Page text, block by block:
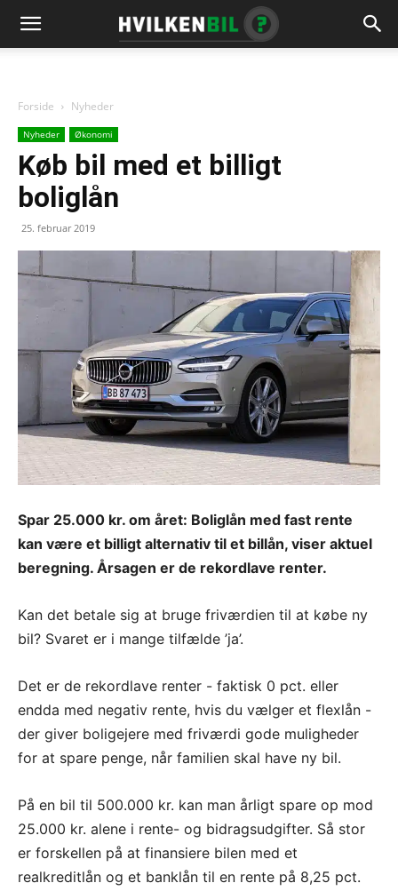
Forside Nyheder
Nyheder Økonomi
Køb bil med et billigt
boliglån
25. februar 2019
Spar 25.000 kr. om året: Boliglån med fast rente
kan være et billigt alternativ til et billån, viser aktuel
beregning. Årsagen er de rekordlave renter.
Kan det betale sig at bruge friværdien til at købe ny
bil? Svaret er i mange tilfælde ’ja’.
Det er de rekordlave renter - faktisk 0 pct. eller
endda med negativ rente, hvis du vælger et flexlån -
der giver boligejere med friværdi gode muligheder
for at spare penge, når familien skal have ny bil.
På en bil til 500.000 kr. kan man årligt spare op mod
25.000 kr. alene i rente- og bidragsudgifter. Så stor
er forskellen på at finansiere bilen med et
realkreditlån og et banklån til en rente på 8,25 pct.